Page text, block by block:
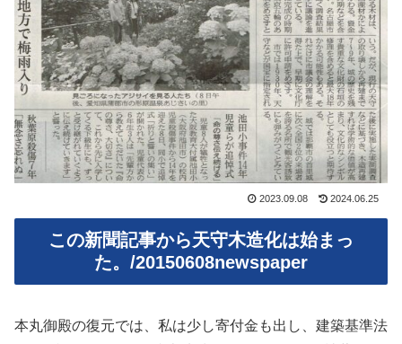
2023.09.08 2024.06.25
この新聞記事から天守木造化は始まっ
た。/20150608newspaper
本丸御殿の復元では、私は少し寄付金も出し、建築基準法